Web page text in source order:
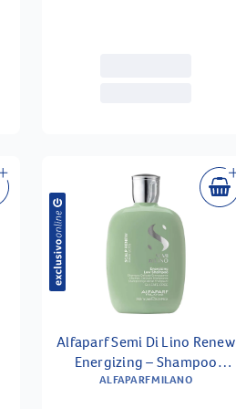
Alfaparf Semi Di Lino Renew
Energizing – Shampoo
Revitalizante 250ml
ALFAPARF MILANO